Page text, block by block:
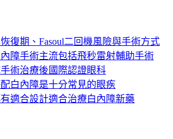
復期、Fasoul二回機風險與手術方式
障手術主流包括飛秒雷射輔助手術
術治療後國際認證眼科
白內障是十分常見的眼疾
適合設計適合治療白內障新藥